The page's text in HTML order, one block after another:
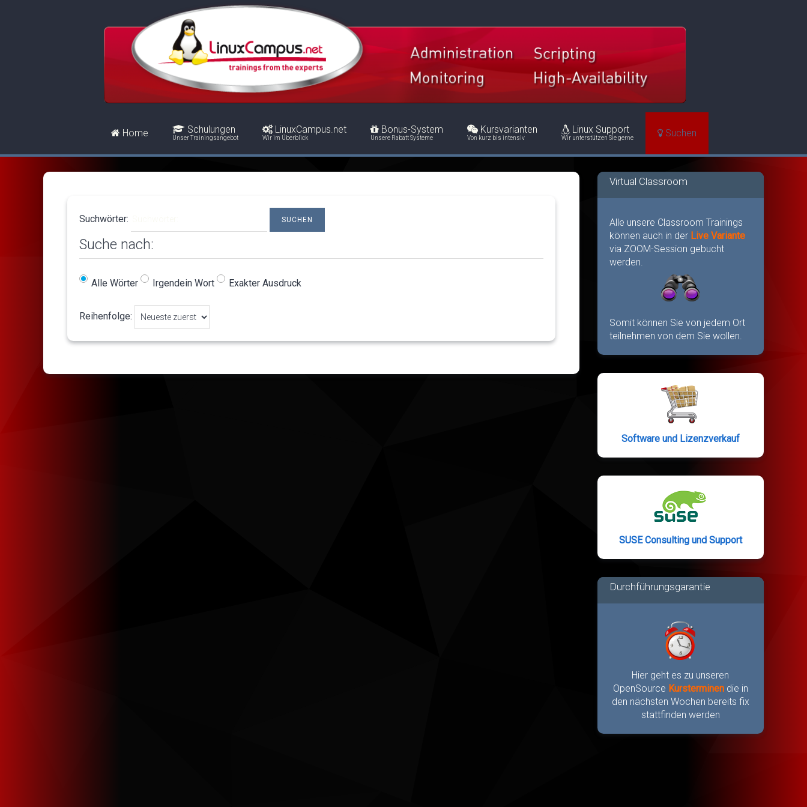
Home Schulungen
Unser Trainingsangebot
LinuxCampus.net
Wir im Überblick
Bonus-System
Unsere Rabatt Systeme
Kursvarianten
Von kurz bis intensiv
Linux Support
Wir unterstützen Sie gerne Suchen
Suchwörter: SUCHEN
Suche nach:
Alle Wörter Irgendein Wort Exakter Ausdruck
Reihenfolge:
Virtual Classroom
Alle unsere Classroom Trainings
können auch in der Live Variante
via ZOOM-Session gebucht
werden.
Somit können Sie von jedem Ort
teilnehmen von dem Sie wollen.
Software und Lizenzverkauf
SUSE Consulting und Support
Durchführungsgarantie
Hier geht es zu unseren
OpenSource Kursterminen die in
den nächsten Wochen bereits fix
stattfinden werden